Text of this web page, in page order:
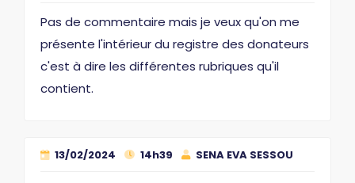
Pas de commentaire mais je veux qu'on me
présente l'intérieur du registre des donateurs
c'est à dire les différentes rubriques qu'il
contient.
13/02/2024 14h39 SENA EVA SESSOU